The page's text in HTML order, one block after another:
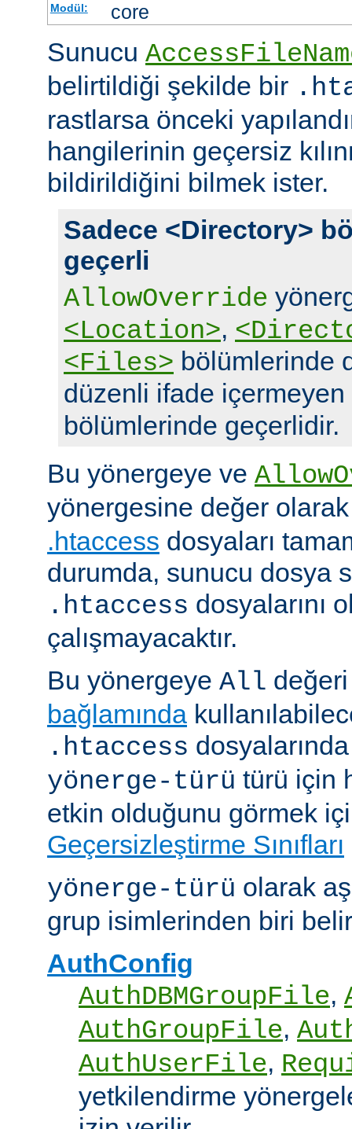
Modül: core
Sunucu
belirtildiği şekilde bir
rastlarsa önceki
hangilerinin geçersiz
bildirildiğini bilmek ister.
Sadece <Directory>
geçerli
AllowOverride
<Location>,
<Files> bölümlerinde
düzenli ifade içermeyen
bölümlerinde geçerlidir.
Bu yönergeye ve
yönergesine değer
.htaccess dosyaları
durumda, sunucu dosya
.htaccess dosyalarını
çalışmayacaktır.
Bu yönergeye All
bağlamında
.htaccess
yönerge-türü türü için
etkin olduğunu görmek
Geçersizleştirme Sınıfları
yönerge-türü olarak
grup isimlerinden biri
AuthConfig
AuthDBMGroupFile,
AuthGroupFile,
AuthUserFile,
yetkilendirme